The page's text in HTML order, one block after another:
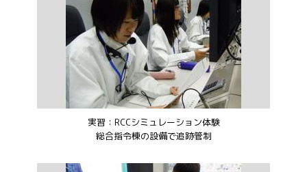
実習：RCCシミュレーション体験
総合指令棟の設備で追跡管制